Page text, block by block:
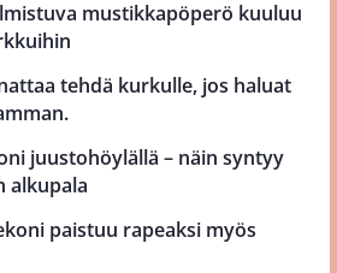
mustikkapöperö kuuluu
tehdä kurkulle, jos haluat
juustohöylällä – näin syntyy
alkupala
paistuu rapeaksi myös